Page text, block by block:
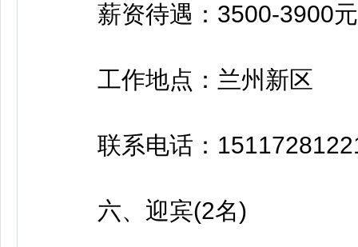
薪资待遇：3500-3900
工作地点：兰州新区
联系电话：
六、迎宾(2名)